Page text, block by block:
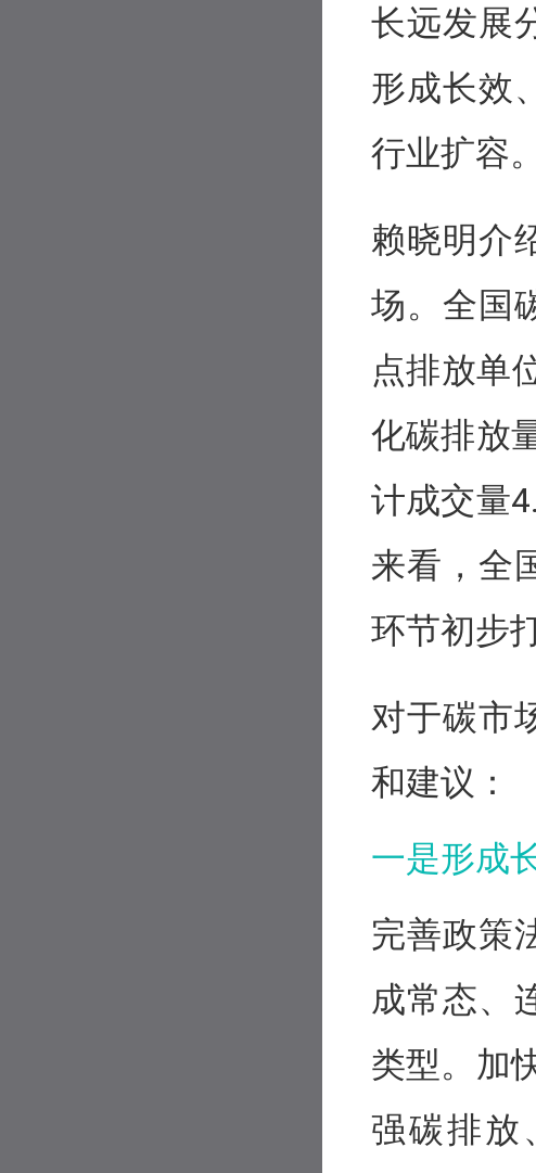
长远发展
形成长效
行业扩容。
赖晓明介
场。全国
点排放单
化碳排放
计成交量
来看，全
环节初步
对于碳市
和建议：
一是形成
完善政策
成常态、
类型。加
强碳排放